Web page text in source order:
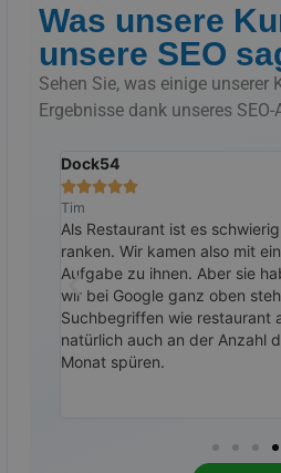
Was unsere
unsere SEO
Sehen Sie, was einige unserer
Ergebnisse dank unseres
Saferoads

Steven
Als anerkannter
wichtig, eine sehr gute Online-
Dank Website-SEO-
Linkaufbau schneidet unsere
und steigt in den